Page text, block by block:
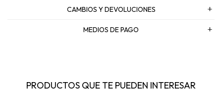
CAMBIOS Y DEVOLUCIONES
MEDIOS DE PAGO
PRODUCTOS QUE TE PUEDEN INTERESAR